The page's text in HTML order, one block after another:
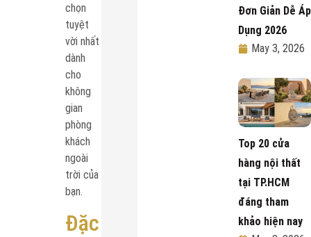
chọn
tuyệt
vời nhất
dành
cho
không
gian
phòng
khách
ngoài
trời của
bạn.
Đặc
Đơn Giản Dễ Áp
Dụng 2026
May 3, 2026
Top 20 cửa
hàng nội thất
tại TP.HCM
đáng tham
khảo hiện nay